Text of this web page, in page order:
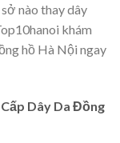
nào thay dây
khám
hồ Hà Nội ngay
Dây Da Đồng